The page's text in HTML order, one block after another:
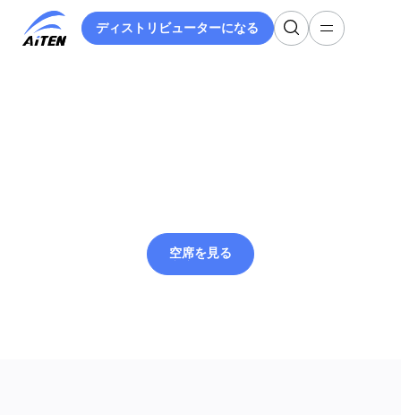
ディストリビューターになる
ディストリビューターになる
空席を見る